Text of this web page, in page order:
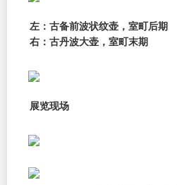
左：古备前波状纹壶，室町后期
右：古丹波大壶，室町末期
展览现场